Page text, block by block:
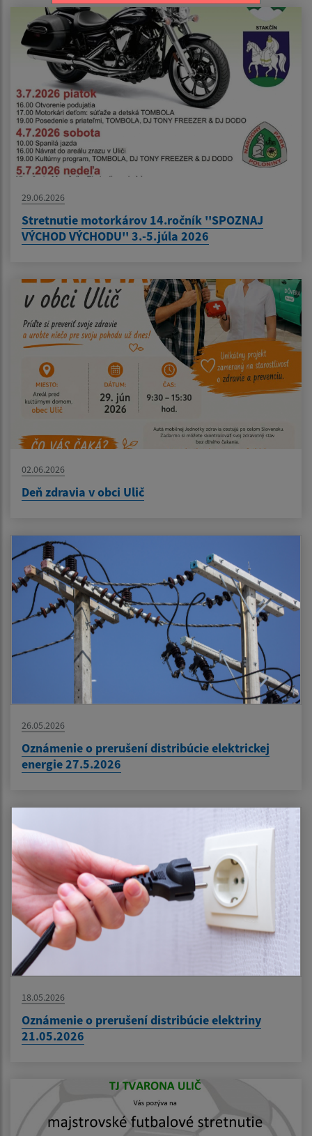
29.06.2026
Stretnutie motorkárov 14.ročník ''SPOZNAJ
VÝCHOD VÝCHODU'' 3.-5.júla 2026
02.06.2026
Deň zdravia v obci Ulič
26.05.2026
Oznámenie o prerušení distribúcie elektrickej
energie 27.5.2026
18.05.2026
Oznámenie o prerušení distribúcie elektriny
21.05.2026